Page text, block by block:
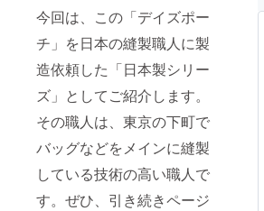
今回は、この「デイズポー
チ」を日本の縫製職人に製
造依頼した「日本製シリー
ズ」としてご紹介します。
その職人は、東京の下町で
バッグなどをメインに縫製
している技術の高い職人で
す。ぜひ、引き続きページ